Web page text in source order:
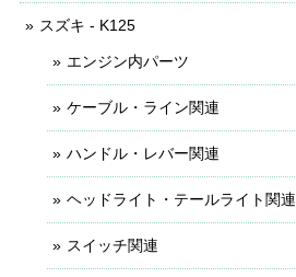
スズキ - K125
エンジン内パーツ
ケーブル・ライン関連
ハンドル・レバー関連
ヘッドライト・テールライト関連
スイッチ関連